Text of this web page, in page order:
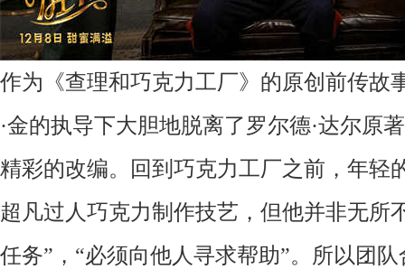
作为《查理和巧克力工厂》的原创前传故
·金的执导下大胆地脱离了罗尔德·达尔原
精彩的改编。回到巧克力工厂之前，年轻
超凡过人巧克力制作技艺，但他并非无所
任务”，“必须向他人寻求帮助”。所以团